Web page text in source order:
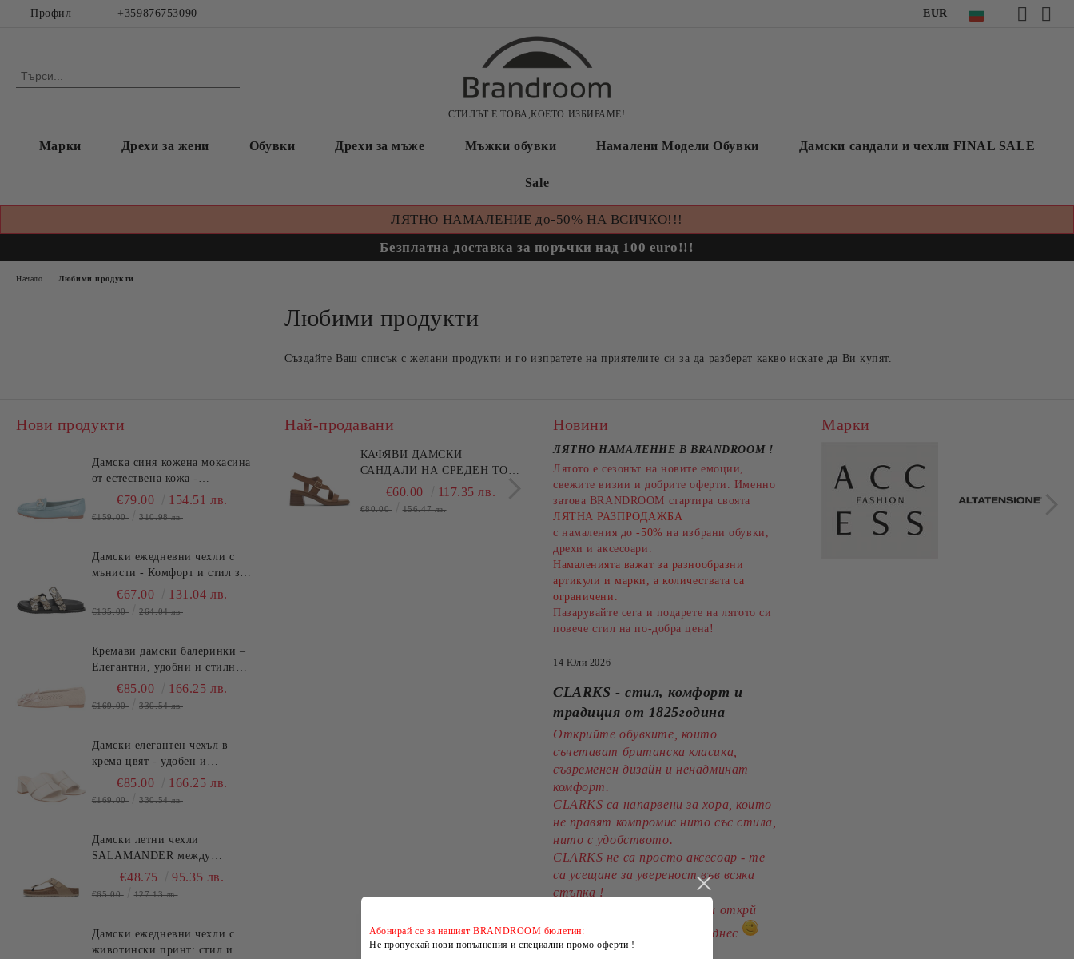
Профил +359876753090 EUR
СТИЛЪТ Е ТОВА,КОЕТО ИЗБИРАМЕ!
Марки Дрехи за жени Обувки Дрехи за мъже Мъжки обувки Намалени Модели Обувки Дамски сандали и чехли FINAL SALE
Sale
ЛЯТНО НАМАЛЕНИЕ до-50% НА ВСИЧКО!!!
Безплатна доставка за поръчки над 100 euro!!!
Начало Любими продукти
Любими продукти
Създайте Ваш списък с желани продукти и го изпратете на приятелите си за да разберат какво искате да Ви купят.
Нови продукти
Дамска синя кожена мокасина
от естествена кожа -
удобство!!!TOSCA BLU
€79.00 154.51 лв.
€159.00 310.98 лв.
Дамски ежедневни чехли с
мънисти - Комфорт и стил за
лятото!TOSCA BLU
€67.00 131.04 лв.
€135.00 264.04 лв.
Кремави дамски балеринки –
Елегантни, удобни и стилни
за всеки ден TOSCA BLU
€85.00 166.25 лв.
€169.00 330.54 лв.
Дамски елегантен чехъл в
крема цвят - удобен и
стилен!!!TOSCA BLU
€85.00 166.25 лв.
€169.00 330.54 лв.
Дамски летни чехли
SALAMANDER между
пръстите - класически,
€48.75 95.35 лв.
€65.00 127.13 лв.
Дамски ежедневни чехли с
животински принт: стил и
Най-продавани
КАФЯВИ ДАМСКИ
САНДАЛИ НА СРЕДЕН ТОК
- ЕЖЕДНЕВЕН
€60.00 117.35 лв.
€80.00 156.47 лв.
ЗЛАТНИ ДАМСКИ
САНДАЛИ НА ПЛАТФОРМА
- СТИЛ И
КОМФОРТ!PITILLOS
(SKU)11283.
€78.75 154.02 лв.
205.36 лв.
ТОК - ЕЛЕГАНТНОСТ И
СТИЛ!HISPANITAS
(SKU)254345
€171.28 334.99 лв.
Новини
ЛЯТНО НАМАЛЕНИЕ В BRANDROOM !
Лятото е сезонът на новите емоции,
свежите визии и добрите оферти. Именно
затова BRANDROOM стартира своята
ЛЯТНА РАЗПРОДАЖБА
с намаления до -50% на избрани обувки,
дрехи и аксесоари.
Намаленията важат за разнообразни
артикули и марки, а количествата са
ограничени.
Пазарувайте сега и подарете на лятото си
повече стил на по-добра цена!
14 Юли 2026
CLARKS - стил, комфорт и
традиция от 1825година
Открийте обувките, които
съчетават британска класика,
съвременен дизайн и ненадминат
комфорт.
CLARKS са напарвени за хора, които
не правят компромис нито със стила,
нито с удобството.
CLARKS не са просто аксесоар - те
са усещане за увереност във всяка
стъпка !
Разгледай нашите модели и открй
своя перфектен чифт още днес
22 Мар 2026
Марки
Абонирай се за нашият BRANDROOM бюлетин:
Не пропускай нови попълнения и специални промо оферти !